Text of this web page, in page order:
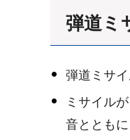
弾道ミ
弾道ミサ
ミサイル
音ととも